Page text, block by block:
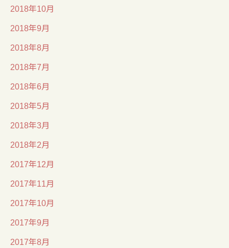
2018年10月
2018年9月
2018年8月
2018年7月
2018年6月
2018年5月
2018年3月
2018年2月
2017年12月
2017年11月
2017年10月
2017年9月
2017年8月